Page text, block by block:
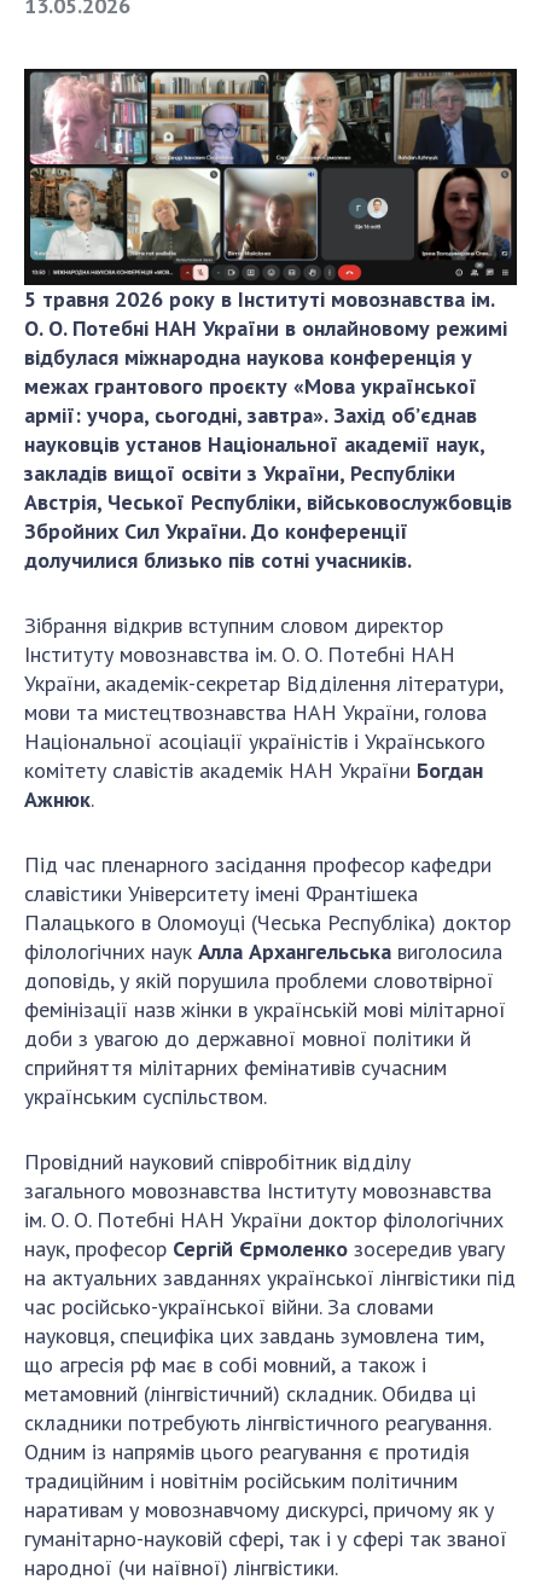
СТРУКТУРА
Президія НАН України
Апарат Президії
Секція фізико-технічних і математичних
наук
Секція хімічних і біологічних наук
Секція суспільних і гуманітарних наук
Установи при Президії
Ради, комітети та комісії
Наукові центри МОН та НАН України
Громадські організації
ДІЯЛЬНІСТЬ
Засідання Президії НАН України
Сесії Загальних зборів НАН України
Річні звіти НАН України
Річні фінансові звіти НАН України
Наукові публікації та видавнича діяльність
Охорона прав інтелектуальної власності та
Наукові об'єкти, що становлять національне
надбання
Центри колективного користування
науковими приладами НАН України
Оцінювання ефективності діяльності
наукових установ
Конкурси наукових досліджень НАН України
Відкрита наука в НАН України
Робота з молоддю
МІЖНАРОДНЕ СПІВРОБІТНИЦТВО
Членство в міжнародних організаціях
Міжнародні угоди
Міжнародні програми та конкурси
ДОКУМЕНТИ
Нормативні акти НАН України
Державний бюджет НАН України
Вибори до складу НАН України
Бланки документів
5 травня 2026 року в Інституті мовознавства ім.
О. О. Потебні НАН України в онлайновому режимі
відбулася міжнародна наукова конференція у
межах грантового проєкту «Мова української
армії: учора, сьогодні, завтра».Захід об’єднав
науковців установ Національної академії наук,
закладів вищої освіти з України, Республіки
Австрія, Чеської Республіки, військовослужбовців
Збройних Сил України. До конференції
долучилися близько пів сотні учасників.
Зібрання відкрив вступним словом директор
Інституту мовознавства ім. О. О. Потебні НАН
України, академік-секретар Відділення літератури,
мови та мистецтвознавства НАН України, голова
Національної асоціації україністів і Українського
комітету славістів академік НАН України Богдан
Ажнюк.
Під час пленарного засідання професор кафедри
славістики Університету імені Франтішека
Палацького в Оломоуці (Чеська Республіка) доктор
філологічних наук Алла Архангельська виголосила
доповідь, у якій порушила проблеми словотвірної
фемінізації назв жінки в українській мові мілітарної
доби з увагою до державної мовної політики й
сприйняття мілітарних фемінативів сучасним
українським суспільством.
Провідний науковий співробітник відділу
загального мовознавства Інституту мовознавства
ім. О. О. Потебні НАН України доктор філологічних
наук, професор Сергій Єрмоленко зосередив увагу
на актуальних завданнях української лінгвістики під
час російсько-української війни. За словами
науковця, специфіка цих завдань зумовлена тим,
що агресія рф має в собі мовний, а також і
метамовний (лінгвістичний) складник. Обидва ці
складники потребують лінгвістичного реагування.
Одним із напрямів цього реагування є протидія
традиційним і новітнім російським політичним
наративам у мовознавчому дискурсі, причому як у
гуманітарно-науковій сфері, так і у сфері так званої
народної (чи наївної) лінгвістики.